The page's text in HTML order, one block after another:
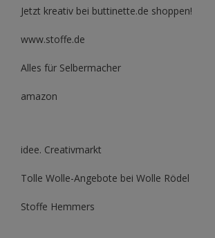
Jetzt kreativ bei buttinette.de shoppen!
www.stoffe.de
Alles für Selbermacher
amazon
idee. Creativmarkt
Tolle Wolle-Angebote bei Wolle Rödel
Stoffe Hemmers